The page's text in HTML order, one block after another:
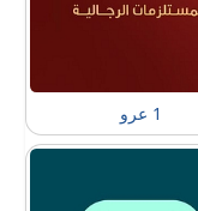
1 عرو